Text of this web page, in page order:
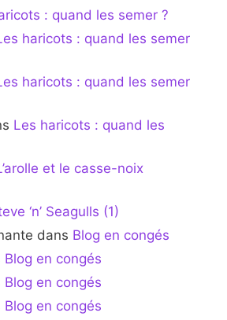
: quand les semer ?
haricots : quand les semer
haricots : quand les semer
Les haricots : quand les
et le casse-noix
‘n’ Seagulls (1)
dans Blog en congés
Blog en congés
Blog en congés
Blog en congés